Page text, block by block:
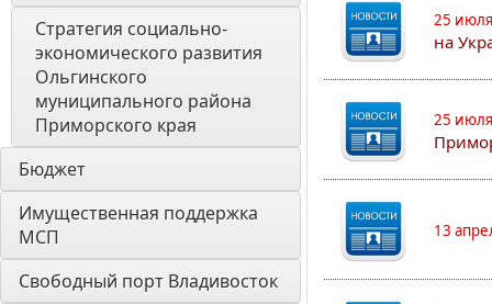
Стратегия социально-
экономического развития
Ольгинского
муниципального района
Приморского края
Бюджет
Имущественная поддержка
МСП
Свободный порт Владивосток
25
на
25
13